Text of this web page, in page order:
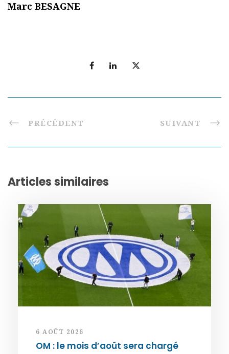
Marc BESAGNE
PRÉCÉDENT SUIVANT
Articles similaires
6 AOÛT 2026
OM : le mois d’août sera chargé